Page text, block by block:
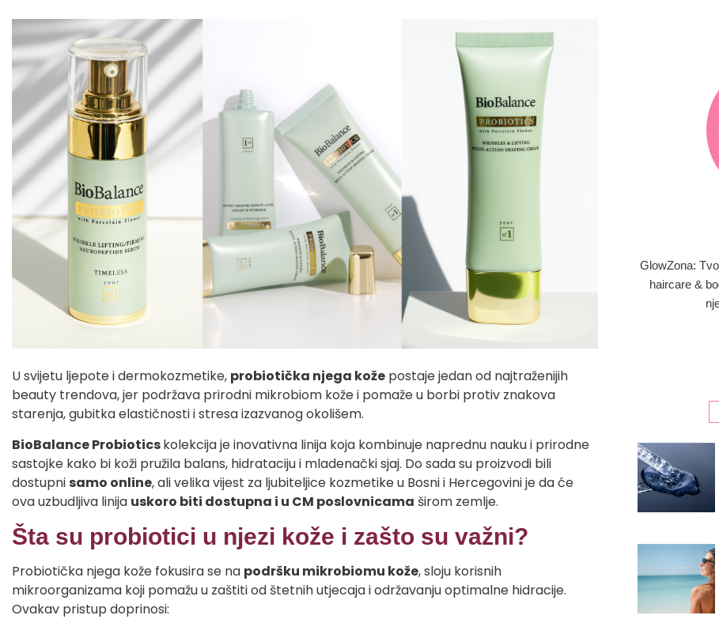
U svijetu ljepote i dermokozmetike, probiotička njega kože postaje jedan od najtraženijih
beauty trendova, jer podržava prirodni mikrobiom kože i pomaže u borbi protiv znakova
starenja, gubitka elastičnosti i stresa izazvanog okolišem.
BioBalance Probioticskolekcija je inovativna linija koja kombinuje naprednu nauku i prirodne
sastojke kako bi koži pružila balans, hidrataciju i mladenački sjaj. Do sada su proizvodi bili
dostupni samo online, ali velika vijest za ljubiteljice kozmetike u Bosni i Hercegovini je da će
ova uzbudljiva linija uskoro biti dostupna i u CM poslovnicama širom zemlje.
Šta su probiotici u njezi kože i zašto su važni?
Probiotička njega kože fokusira se na podršku mikrobiomu kože, sloju korisnih
mikroorganizama koji pomažu u zaštiti od štetnih utjecaja i održavanju optimalne hidracije.
Ovakav pristup doprinosi:
GlowZona:
haircare &